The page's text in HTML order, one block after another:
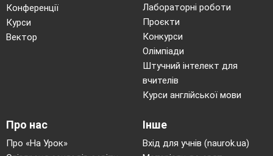
Конференції
Курси
Вектор
Лабораторні роботи
Проєкти
Конкурси
Олімпіади
Штучний інтелект для
вчителів
Курси англійської мови
Про нас
Про «На Урок»
Інше
Вхід для учнів (naurok.ua)